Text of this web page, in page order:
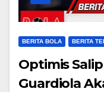
BERITA BOLA BERITA
Optimis
Guardiola